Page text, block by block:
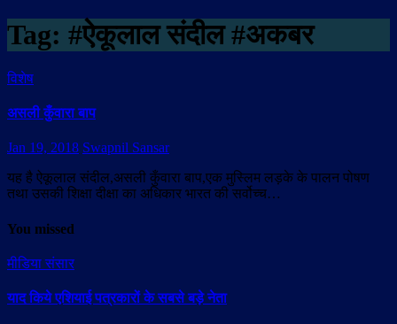
Tag: #ऐकूलाल संदील #अकबर
विशेष
असली कुँवारा बाप
Jan 19, 2018 Swapnil Sansar
यह है ऐकूलाल संदील,असली कुँवारा बाप,एक मुस्लिम लड़के के पालन पोषण
तथा उसकी शिक्षा दीक्षा का अधिकार भारत की सर्वोच्च…
You missed
मीडिया संसार
याद किये एशियाई पत्रकारों के सबसे बड़े नेता